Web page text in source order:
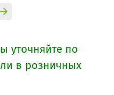
уточняйте по
в розничных